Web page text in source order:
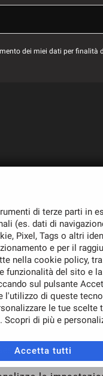
dei miei dati per finalità
Srl - P.IVA 02260090184
-Cookie Policy
di terze parti in
(es. dati di
Pixel, Tags o altri
e per il
nella cookie policy,
funzionalità del sito e
sul pulsante
l'utilizzo di queste
le tue scelte
Scopri di più e
Accetta tutti
miglioramento